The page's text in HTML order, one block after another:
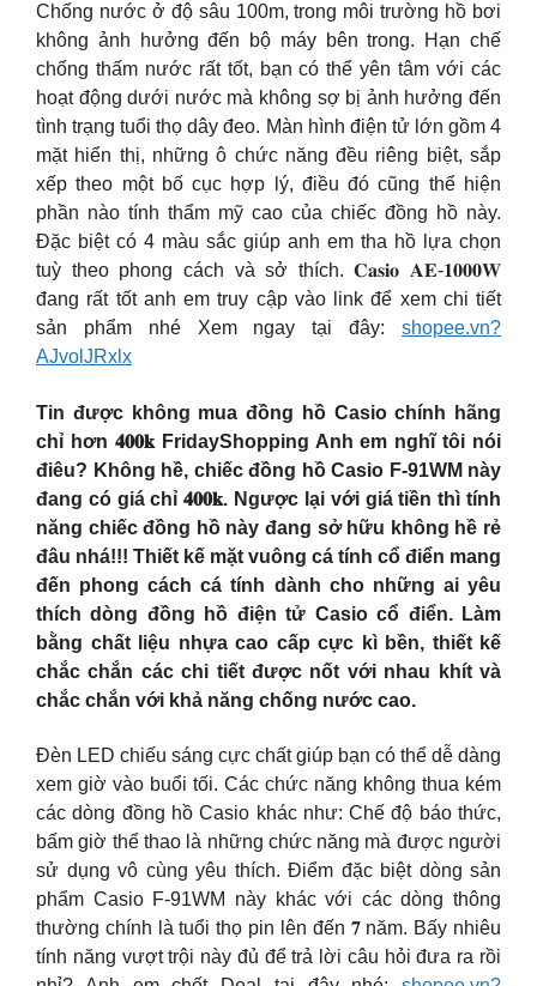
Chống nước ở độ sâu 100m, trong môi trường hồ bơi
không ảnh hưởng đến bộ máy bên trong. Hạn chế
chống thấm nước rất tốt, bạn có thể yên tâm với các
hoạt động dưới nước mà không sợ bị ảnh hưởng đến
tình trạng tuổi thọ dây đeo. Màn hình điện tử lớn gồm 4
mặt hiển thị, những ô chức năng đều riêng biệt, sắp
xếp theo một bố cục hợp lý, điều đó cũng thể hiện
phần nào tính thẩm mỹ cao của chiếc đồng hồ này.
Đặc biệt có 4 màu sắc giúp anh em tha hồ lựa chọn
tuỳ theo phong cách và sở thích. 𝐂𝐚𝐬𝐢𝐨 𝐀𝐄-𝟏𝟎𝟎𝟎𝐖
đang rất tốt anh em truy cập vào link để xem chi tiết
sản phẩm nhé Xem ngay tại đây: shopee.vn?
AJvolJRxlx
Tin được không mua đồng hồ Casio chính hãng
chỉ hơn 𝟒𝟎𝟎𝐤 FridayShopping Anh em nghĩ tôi nói
điêu? Không hề, chiếc đồng hồ Casio F-91WM này
đang có giá chỉ 𝟒𝟎𝟎𝐤. Ngược lại với giá tiền thì tính
năng chiếc đồng hồ này đang sở hữu không hề rẻ
đâu nhá!!! Thiết kế mặt vuông cá tính cổ điển mang
đến phong cách cá tính dành cho những ai yêu
thích dòng đồng hồ điện tử Casio cổ điển. Làm
bằng chất liệu nhựa cao cấp cực kì bền, thiết kế
chắc chắn các chi tiết được nốt với nhau khít và
chắc chắn với khả năng chống nước cao.
Đèn LED chiếu sáng cực chất giúp bạn có thể dễ dàng
xem giờ vào buổi tối. Các chức năng không thua kém
các dòng đồng hồ Casio khác như: Chế độ báo thức,
bấm giờ thể thao là những chức năng mà được người
sử dụng vô cùng yêu thích. Điểm đặc biệt dòng sản
phẩm Casio F-91WM này khác với các dòng thông
thường chính là tuổi thọ pin lên đến 𝟕 năm. Bấy nhiêu
tính năng vượt trội này đủ để trả lời câu hỏi đưa ra rồi